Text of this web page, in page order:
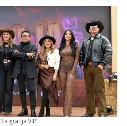
‘La granja VIP’